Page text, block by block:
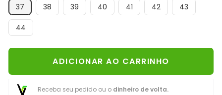
37
38 39 40 41 42 43
44
ADICIONAR AO CARRINHO
Receba seu pedido ou o dinheiro de volta.